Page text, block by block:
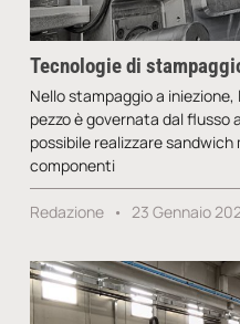
Tecnologie di
Nello stampaggio a
pezzo è governata dal
possibile realizzare
componenti
Redazione 23 Gennaio